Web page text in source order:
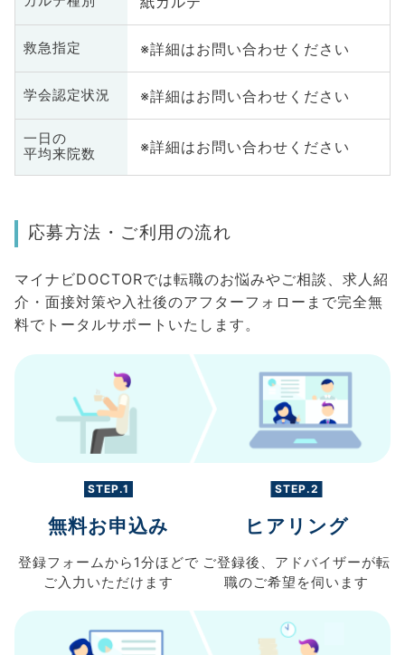
救急指定 ※詳細はお問い合わせください
学会認定状況 ※詳細はお問い合わせください
一日の
平均来院数
※詳細はお問い合わせください
応募方法・ご利用の流れ
マイナビDOCTORでは転職のお悩みやご相談、求人紹
介・面接対策や入社後のアフターフォローまで完全無
料でトータルサポートいたします。
STEP.1
無料お申込み
登録フォームから 1分ほどで
ご入力 いただけます
STEP.2
ヒアリング
ご登録後、 アドバイザーが転
職のご希望を伺います